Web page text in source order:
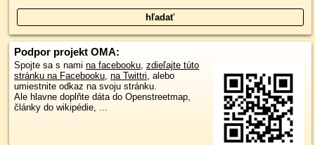
Podpor projekt OMA:
Spojte sa s nami na facebooku, zdieľajte túto
stránku na Facebooku, na Twittri, alebo
umiestnite odkaz na svoju stránku.
Ale hlavne doplňte dáta do Openstreetmap,
články do wikipédie, ...